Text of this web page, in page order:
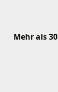
Mehr als